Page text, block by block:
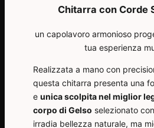
Chitarra con Corde
un capolavoro armonioso
tua esperienza
Realizzata a mano con
questa chitarra presenta una
e unica scolpita nel miglior
corpo di Gelso selezionato
irradia bellezza naturale, ma